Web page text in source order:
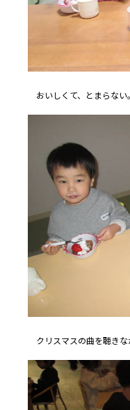
おいしくて、とまらない。
クリスマスの曲を聴きな